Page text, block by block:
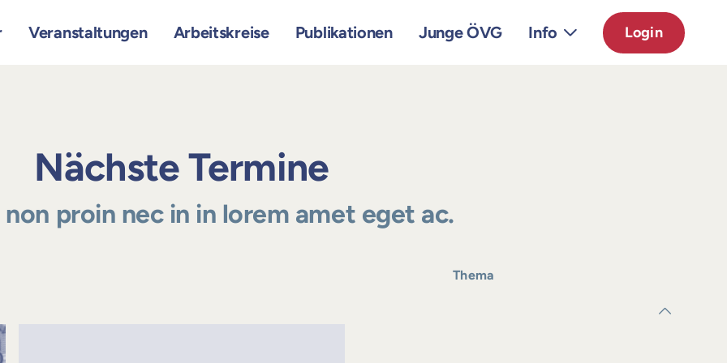
Veranstaltungen Arbeitskreise Publikationen Junge ÖVG Info Login
Nächste Termine
non proin nec in in lorem amet eget ac.
Thema